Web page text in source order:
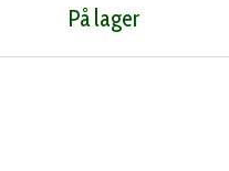
258,00 kr..
På lager